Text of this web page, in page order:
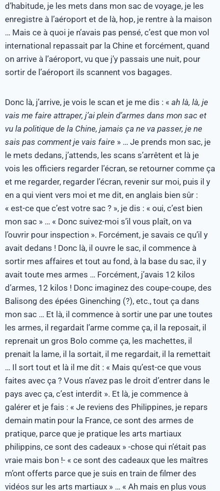
d’habitude, je les mets dans mon sac de voyage, je les
enregistre à l’aéroport et de là, hop, je rentre à la maison
… Mais ce à quoi je n’avais pas pensé, c’est que mon vol
international repassait par la Chine et forcément, quand
on arrive à l’aéroport, vu que j’y passais une nuit, pour
sortir de l’aéroport ils scannent vos bagages.
Donc là, j’arrive, je vois le scan et je me dis : « ah là, là, je
vais me faire attraper, j’ai plein d’armes dans mon sac et
vu la politique de la Chine, jamais ça ne va passer, je ne
sais pas comment je vais faire » … Je prends mon sac, je
le mets dedans, j’attends, les scans s’arrêtent et là je
vois les officiers regarder l’écran, se retourner comme ça
et me regarder, regarder l’écran, revenir sur moi, puis il y
en a qui vient vers moi et me dit, en anglais bien sûr :
« est-ce que c’est votre sac ? », je dis : « oui, c’est bien
mon sac » … « Donc suivez-moi s’il vous plaît, on va
l’ouvrir pour inspection ». Forcément, je savais ce qu’il y
avait dedans ! Donc là, il ouvre le sac, il commence à
sortir mes affaires et tout au fond, à la base du sac, il y
avait toute mes armes … Forcément, j’avais 12 kilos
d’armes, 12 kilos ! Donc imaginez des coupe-coupe, des
Balisong des épées Ginenching (?), etc., tout ça dans
mon sac … Et là, il commence à sortir une par une toutes
les armes, il regardait l’arme comme ça, il la reposait, il
reprenait un gros Bolo comme ça, les machettes, il
prenait la lame, il la sortait, il me regardait, il la remettait
… Il sort tout et là il me dit : « Mais qu’est-ce que vous
faites avec ça ? Vous n’avez pas le droit d’entrer dans le
pays avec ça, c’est interdit ». Et là, je commence à
galérer et je fais : « Je reviens des Philippines, je repars
demain matin pour la France, ce sont des armes de
pratique, parce que je pratique les arts martiaux
philippins, ce sont des cadeaux » -chose qui n’était pas
vraie mais bon !- « ce sont des cadeaux que les maîtres
m’ont offerts parce que je suis en train de filmer des
vidéos sur les arts martiaux » … « Ah mais en plus vous